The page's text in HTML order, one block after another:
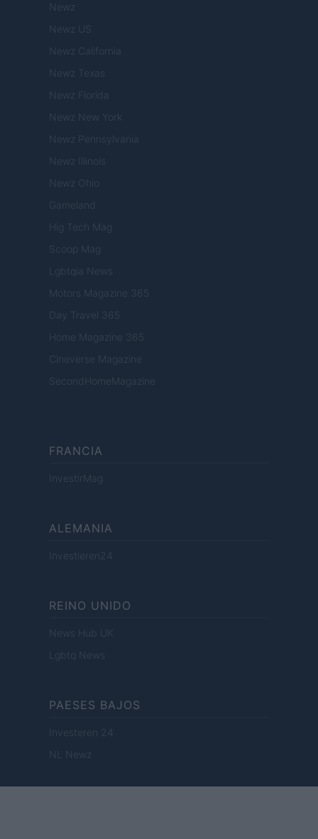
Newz
Newz US
Newz California
Newz Texas
Newz Florida
Newz New York
Newz Pennsylvania
Newz Illinois
Newz Ohio
Gameland
Hig Tech Mag
Scoop Mag
Lgbtqia News
Motors Magazine 365
Day Travel 365
Home Magazine 365
Cineverse Magazine
SecondHomeMagazine
FRANCIA
InvestirMag
ALEMANIA
Investieren24
REINO UNIDO
News Hub UK
Lgbtq News
PAESES BAJOS
Investeren 24
NL Newz